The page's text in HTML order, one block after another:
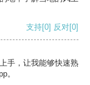
支持[0] 反对[0]
手，让我能够快速熟
。